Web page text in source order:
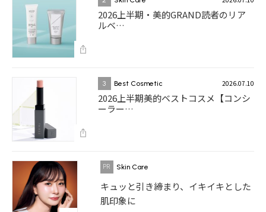
2026上半期・美的GRAND読者のリア
ルベ…
3 Best Cosmetic 2026.07.10
2026上半期美的ベストコスメ【コンシ
ーラー…
Skin Care
キュッと引き締まり、イキイキとした
肌印象に